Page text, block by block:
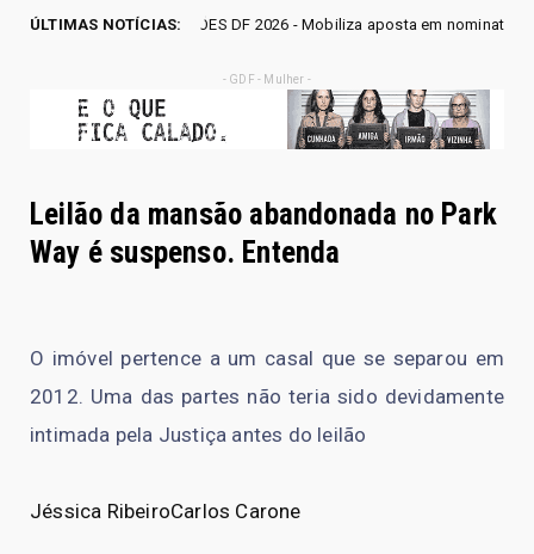
ÚLTIMAS NOTÍCIAS:
2026 - Mobiliza aposta em nominata completa e mira eleger três
- GDF - Mulher -
Leilão da mansão abandonada no Park
Way é suspenso. Entenda
O imóvel pertence a um casal que se separou em
2012. Uma das partes não teria sido devidamente
intimada pela Justiça antes do leilão
Jéssica RibeiroCarlos Carone